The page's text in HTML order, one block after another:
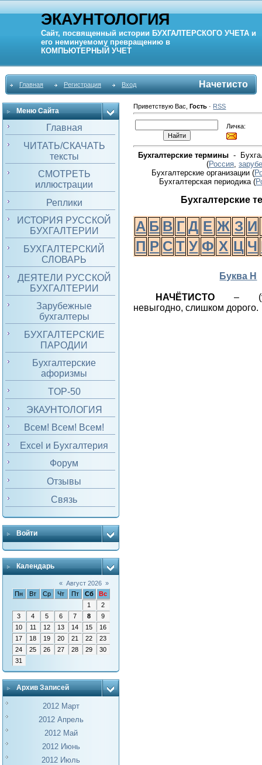
ЭКАУНТОЛОГИЯ
Сайт, посвященный истории БУХГАЛТЕРСКОГО УЧЕТА и
его неминуемому превращению в
КОМПЬЮТЕРНЫЙ УЧЕТ
Главная Регистрация Вход Начетисто
Меню Сайта
Главная
ЧИТАТЬ/СКАЧАТЬ
тексты
СМОТРЕТЬ
иллюстрации
Реплики
ИСТОРИЯ РУССКОЙ
БУХГАЛТЕРИИ
БУХГАЛТЕРСКИЙ
СЛОВАРЬ
ДЕЯТЕЛИ РУССКОЙ
БУХГАЛТЕРИИ
Зарубежные
бухгалтеры
БУХГАЛТЕРСКИЕ
ПАРОДИИ
Бухгалтерские
афоризмы
TOP-50
ЭКАУНТОЛОГИЯ
Всем! Всем! Всем!
Excel и Бухгалтерия
Форум
Отзывы
Связь
Войти
Календарь
« Август 2026 »
Пн
Вт Ср Чт Пт Сб
Вс
1
2
3
4 5 6 7 8
9
10
11 12 13 14 15
16
17
18 19 20 21 22
23
24
25 26 27 28 29
30
31
Архив Записей
2012 Март
2012 Апрель
2012 Май
2012 Июнь
2012 Июль
Приветствую Вас ,Гость · RSS
Личка:
Бухгалтерские термины-
(Россия,
Бухгалтерские организации (
Бухгалтерская периодика(
Бухгалтерские
А Б В Г Д Е Ж З И
П Р С Т У Ф Х Ц Ч
Буква Н
НАЧЁТИСТО –
невыгодно, слишком дорого.